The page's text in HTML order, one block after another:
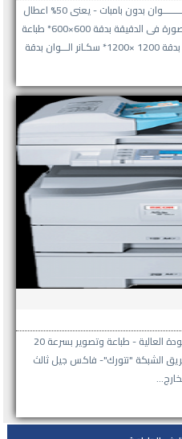
ماكينة تصوير وطابعة وسكانر وفاكس ألـــــــــوان بدون بامبات - يعنى 50% اعطال
اقل...* تصويـر مستندات بسرعة 20 - 25 صورة فى الدقيقة بدقة 600×600* طباعة
(ألــــوان) بدون بامبات بسرعة متوسطة و بدقة 1200 ×1200* سكـانر الـــوان بدقة
طابعة ريكو 4×1 للاستخدام المتوسط وجودة العالية - طباعة وتصوير بسرعة 20
الشبكة "نتورك"- فاكس جيل ثالث